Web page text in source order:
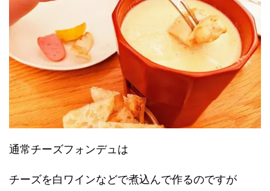
通常チーズフォンデュは
チーズを白ワインなどで煮込んで作るのですが